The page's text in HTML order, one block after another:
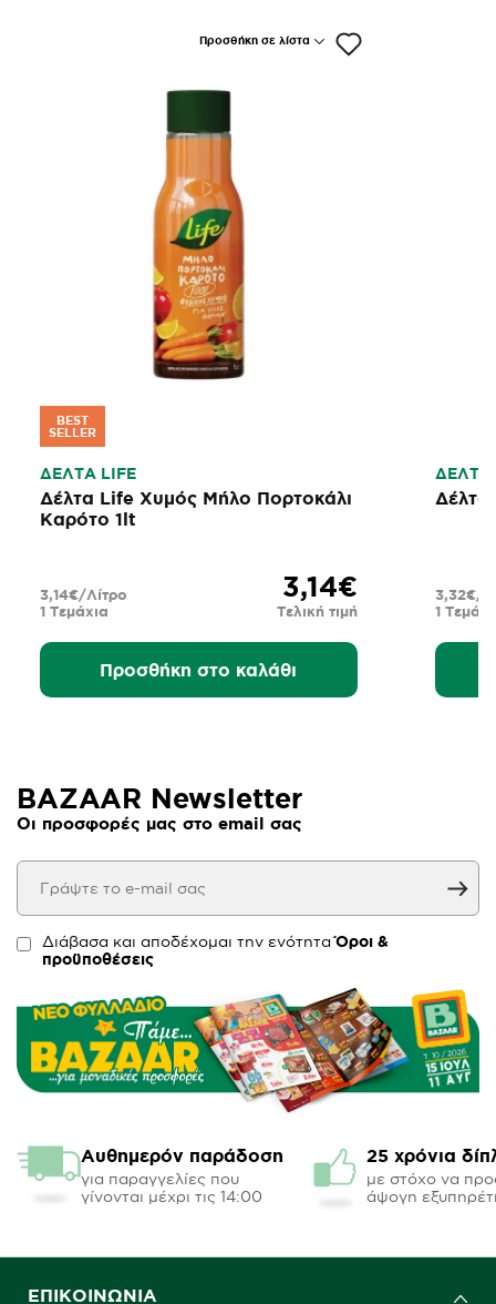
Προσθήκη σε λίστα
BEST
SELLER
ΔΕΛΤΑ LIFE
Δέλτα Life Χυμός Μήλο Πορτοκάλι
Καρότο 1lt
3,14€
Τελική τιμή
1 Τεμάχια
3,14€/Λίτρο
Προσθήκη στο καλάθι
ΔΕΛΤΑ
1
3,32€/
BAZAAR Newsletter
Οι προσφορές μας στο email σας
Διάβασα και αποδέχομαι την ενότηταΌροι &
προϋποθέσεις
Αυθημερόν παράδοση
για παραγγελίες που
γίνονται μέχρι τις 14:00
25 χρόνια
με στόχο να
άψογη
ΕΠΙΚΟΙΝΩΝΊΑ